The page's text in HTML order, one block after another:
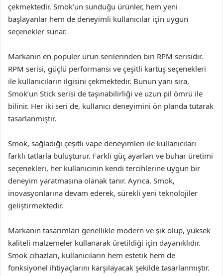
çekmektedir. Smok’un sunduğu ürünler, hem yeni
başlayanlar hem de deneyimli kullanıcılar için uygun
seçenekler sunar.
Markanın en popüler ürün serilerinden biri RPM serisidir.
RPM serisi, güçlü performansı ve çeşitli kartuş seçenekleri
ile kullanıcıların ilgisini çekmektedir. Bunun yanı sıra,
Smok’un Stick serisi de taşınabilirliği ve uzun pil ömrü ile
bilinir. Her iki seri de, kullanıcı deneyimini ön planda tutarak
tasarlanmıştır.
Smok, sağladığı çeşitli vape deneyimleri ile kullanıcıları
farklı tatlarla buluşturur. Farklı güç ayarları ve buhar üretimi
seçenekleri, her kullanıcının kendi tercihlerine uygun bir
deneyim yaratmasına olanak tanır. Ayrıca, Smok,
inovasyonlarına devam ederek, sürekli yeni teknolojiler
geliştirmektedir.
Markanın tasarımları genellikle modern ve şık olup, yüksek
kaliteli malzemeler kullanarak üretildiği için dayanıklıdır.
Smok cihazları, kullanıcıların hem estetik hem de
fonksiyonel ihtiyaçlarını karşılayacak şekilde tasarlanmıştır.